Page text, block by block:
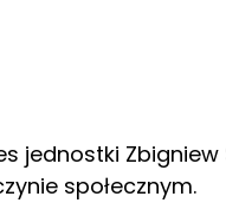
jednostki
społecznym.